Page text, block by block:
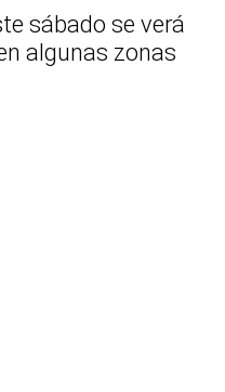
sábado se verá
algunas zonas